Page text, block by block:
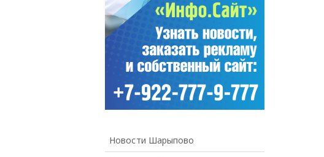
Новости Шарыпово